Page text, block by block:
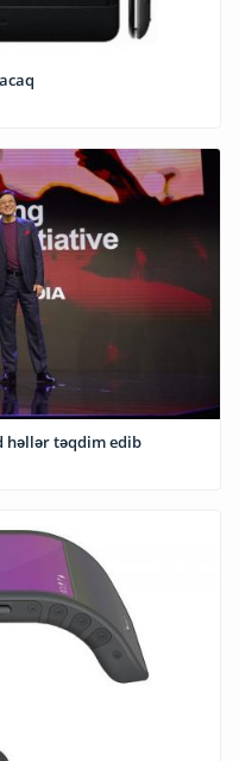
satacaq
həllər təqdim edib